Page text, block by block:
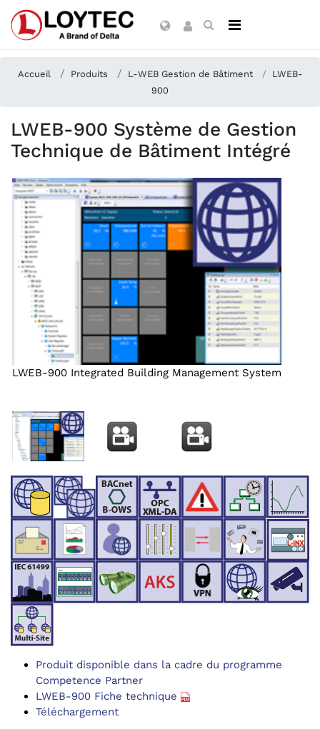
Accueil Produits L-WEB Gestion de Bâtiment
LWEB-
900
LWEB-900 Système de Gestion
Technique de Bâtiment Intégré
LWEB-900 Integrated Building Management System
Produit disponible dans la cadre du programme
Competence Partner
LWEB-900 Fiche technique
Téléchargement